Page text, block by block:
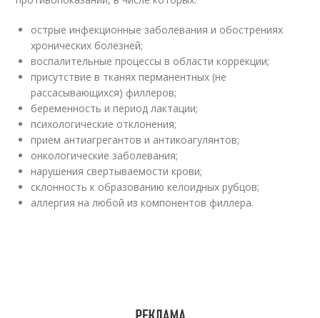
острые инфекционные заболевания и обострениях
хронических болезней;
воспалительные процессы в области коррекции;
присутствие в тканях перманентных (не
рассасывающихся) филлеров;
беременность и период лактации;
психологические отклонения;
прием антиагрегантов и антикоагулянтов;
онкологические заболевания;
нарушения свертываемости крови;
склонность к образованию келоидных рубцов;
аллергия на любой из компонентов филлера.